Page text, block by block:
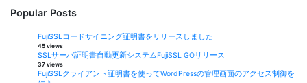
Popular Posts
FujiSSLコードサイニング証明書をリリースしました
45 views
SSLサーバ証明書自動更新システムFujiSSL GOリリース
37 views
FujiSSLクライアント証明書を使ってWordPressの管理画面のアクセス制御を